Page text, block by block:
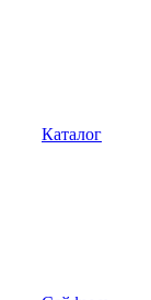
Каталог